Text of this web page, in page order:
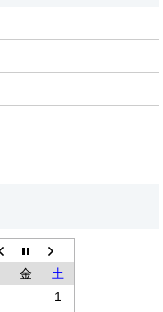
金
土
1